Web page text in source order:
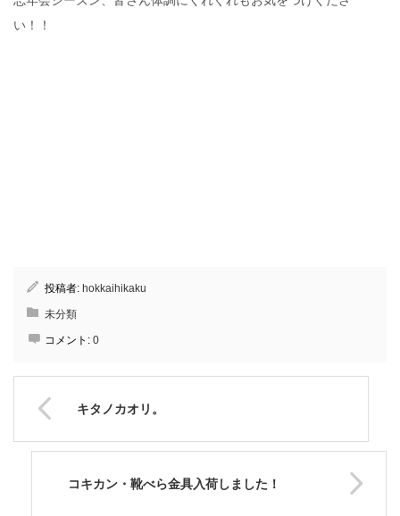
い！！
投稿者: hokkaihikaku
未分類
コメント: 0
キタノカオリ。
コキカン・靴べら金具入荷しました！